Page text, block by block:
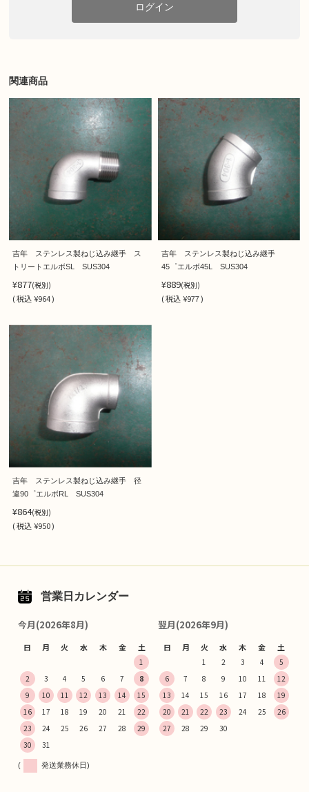
ログイン
関連商品
吉年 ステンレス製ねじ込み継手 ス
トリートエルボSL SUS304
¥877(税別)
(税込¥964 )
吉年 ステンレス製ねじ込み継手
45゜エルボ45L SUS304
¥889(税別)
(税込 ¥977 )
吉年 ステンレス製ねじ込み継手 径
違90゜エルボRL SUS304
¥864(税別)
(税込¥950 )
営業日カレンダー
今月(2026年8月)
日 月 火 水 木 金 土
1
2
3 4 5 6 7
8
9
10 11 12 13 14
15
16
17 18 19 20 21
22
23
24 25 26 27 28
29
30
31
翌月(2026年9月)
日 月 火 水 木 金 土
1 2 3 4
5
6
7 8 9 10 11
12
13
14 15 16 17 18
19
20
21 22 23 24 25
26
27
28 29 30
( 発送業務休日)